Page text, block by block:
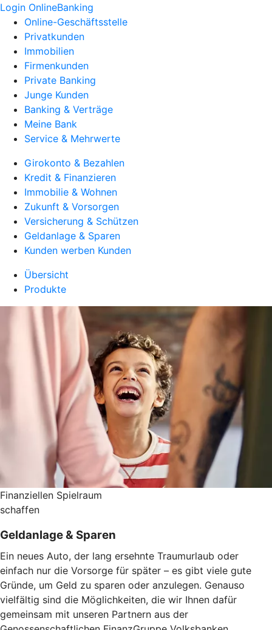
Login OnlineBanking
Online-Geschäftsstelle
Privatkunden
Immobilien
Firmenkunden
Private Banking
Junge Kunden
Banking & Verträge
Meine Bank
Service & Mehrwerte
Girokonto & Bezahlen
Kredit & Finanzieren
Immobilie & Wohnen
Zukunft & Vorsorgen
Versicherung & Schützen
Geldanlage & Sparen
Kunden werben Kunden
Übersicht
Produkte
Finanziellen Spielraum
schaffen
Geldanlage & Sparen
Ein neues Auto, der lang ersehnte Traumurlaub oder
einfach nur die Vorsorge für später – es gibt viele gute
Gründe, um Geld zu sparen oder anzulegen. Genauso
vielfältig sind die Möglichkeiten, die wir Ihnen dafür
gemeinsam mit unseren Partnern aus der